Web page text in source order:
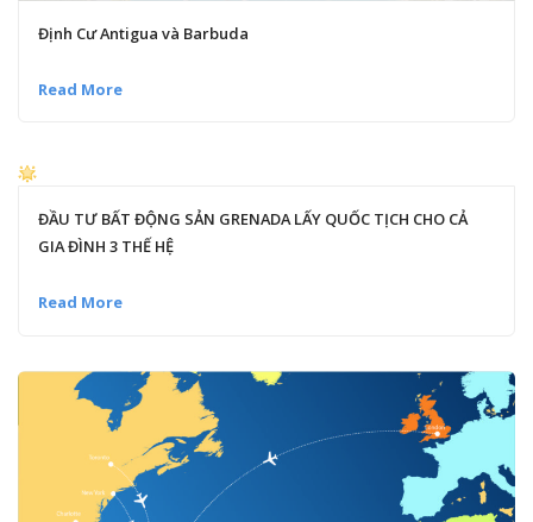
Định Cư Antigua và Barbuda
Read More
ĐẦU TƯ BẤT ĐỘNG SẢN GRENADA LẤY QUỐC TỊCH CHO CẢ
GIA ĐÌNH 3 THẾ HỆ
Read More